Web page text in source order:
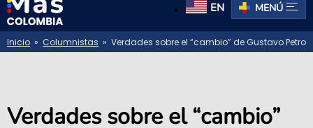
EN MENÚ
Inicio » Columnistas » Verdades sobre el “cambio” de Gustavo Petro
Verdades sobre el “cambio”